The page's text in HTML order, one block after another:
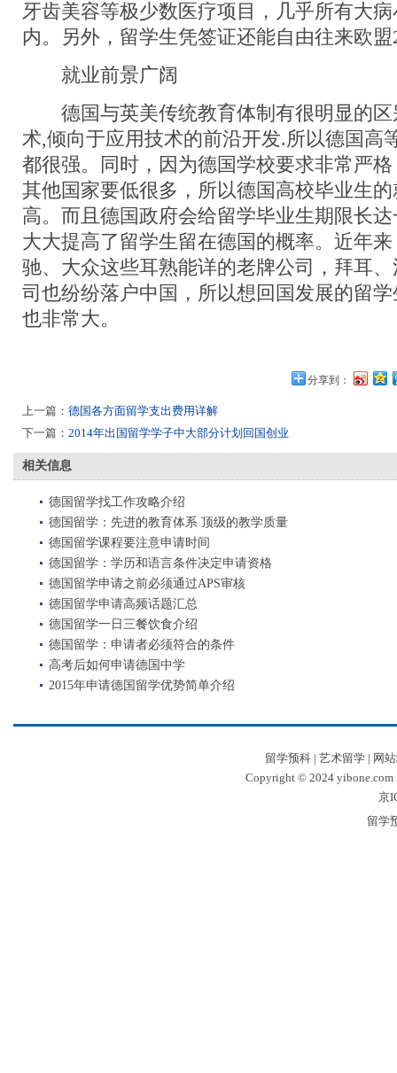
牙齿美容等极少数医疗项目，几乎所有大
内。另外，留学生凭签证还能自由往来欧
就业前景广阔
德国与英美传统教育体制有很明显的区
术,倾向于应用技术的前沿开发.所以德国高
都很强。同时，因为德国学校要求非常严
其他国家要低很多，所以德国高校毕业生
高。而且德国政府会给留学毕业生期限长
大大提高了留学生留在德国的概率。近年
驰、大众这些耳熟能详的老牌公司，拜耳
司也纷纷落户中国，所以想回国发展的留
也非常大。
分享到：
上一篇： 德国各方面留学支出费用详解
下一篇： 2014年出国留学学子中大部分计划回国创业
相关信息
德国留学找工作攻略介绍
德国留学：先进的教育体系 顶级的教学质量
德国留学课程要注意申请时间
德国留学：学历和语言条件决定申请资格
德国留学申请之前必须通过APS审核
德国留学申请高频话题汇总
德国留学一日三餐饮食介绍
德国留学：申请者必须符合的条件
高考后如何申请德国中学
2015年申请德国留学优势简单介绍
留学预科| 艺术留学| 网
Copyright © 2024 yibone.com
京
留学